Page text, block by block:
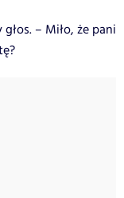
– Miło, że pani